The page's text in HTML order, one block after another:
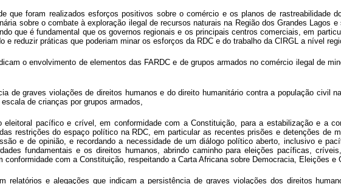
que foram realizados esforços positivos sobre o comércio e os planos de rastreabilidade
sobre o combate à exploração ilegal de recursos naturais na Região dos Grandes Lagos
que é fundamental que os governos regionais e os principais centros comerciais, em
e reduzir práticas que poderiam minar os esforços da RDC e do trabalho da CIRGL a nível
o envolvimento de elementos das FARDC e de grupos armados no comércio ilegal de
de graves violações de direitos humanos e do direito humanitário contra a população civil
de crianças por grupos armados,
pacífico e crível, em conformidade com a Constituição, para a estabilização e a
restrições do espaço político na RDC, em particular as recentes prisões e detenções
e de opinião, e recordando a necessidade de um diálogo político aberto, inclusivo e
fundamentais e os direitos humanos, abrindo caminho para eleições pacíficas,
com a Constituição, respeitando a Carta Africana sobre Democracia, Eleições e
relatórios e alegações que indicam a persistência de graves violações dos direitos